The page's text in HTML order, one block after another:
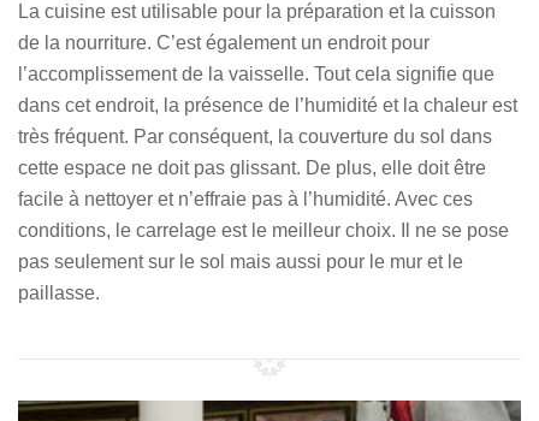
La cuisine est utilisable pour la préparation et la cuisson
de la nourriture. C’est également un endroit pour
l’accomplissement de la vaisselle. Tout cela signifie que
dans cet endroit, la présence de l’humidité et la chaleur est
très fréquent. Par conséquent, la couverture du sol dans
cette espace ne doit pas glissant. De plus, elle doit être
facile à nettoyer et n’effraie pas à l’humidité. Avec ces
conditions, le carrelage est le meilleur choix. Il ne se pose
pas seulement sur le sol mais aussi pour le mur et le
paillasse.